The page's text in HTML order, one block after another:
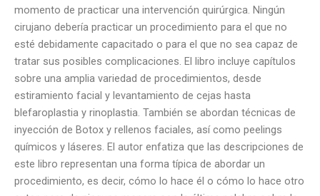
momento de practicar una intervención quirúrgica. Ningún
cirujano debería practicar un procedimiento para el que no
esté debidamente capacitado o para el que no sea capaz de
tratar sus posibles complicaciones. El libro incluye capítulos
sobre una amplia variedad de procedimientos, desde
estiramiento facial y levantamiento de cejas hasta
blefaroplastia y rinoplastia. También se abordan técnicas de
inyección de Botox y rellenos faciales, así como peelings
químicos y láseres. El autor enfatiza que las descripciones de
este libro representan una forma típica de abordar un
procedimiento, es decir, cómo lo hace él o cómo lo hace otro